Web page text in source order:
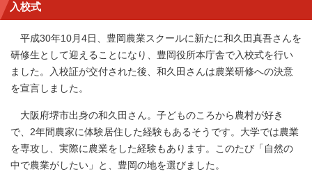
入校式
平成30年10月4日、豊岡農業スクールに新たに和久田真吾さんを
研修生として迎えることになり、豊岡役所本庁舎で入校式を行い
ました。入校証が交付された後、和久田さんは農業研修への決意
を宣言しました。
大阪府堺市出身の和久田さん。子どものころから農村が好き
で、2年間農家に体験居住した経験もあるそうです。大学では農業
を専攻し、実際に農業をした経験もあります。このたび「自然の
中で農業がしたい」と、豊岡の地を選びました。